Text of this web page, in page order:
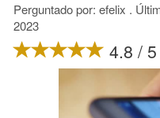
Perguntado por: efelix .
2023
4.8 / 5